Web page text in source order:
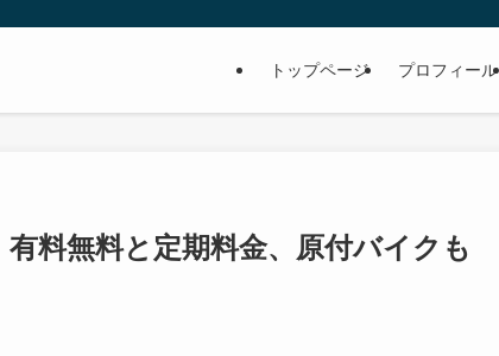
トップページ プロフィール
料無料と定期料金、原付バイクも